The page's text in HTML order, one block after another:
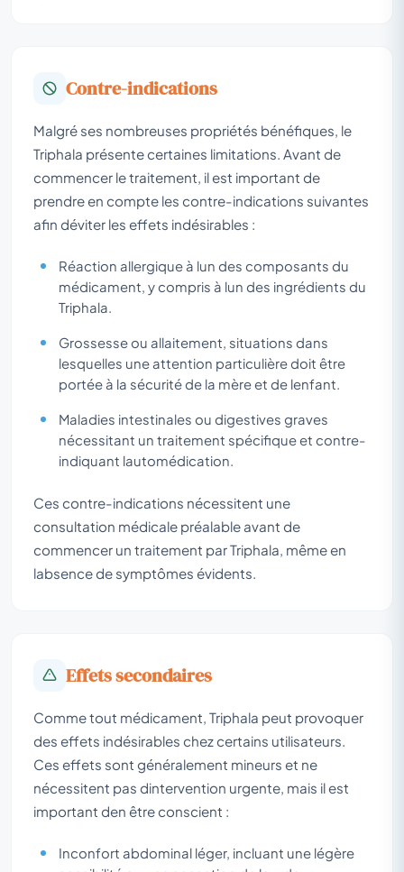
Contre-indications
Malgré ses nombreuses propriétés bénéfiques, le
Triphala présente certaines limitations. Avant de
commencer le traitement, il est important de
prendre en compte les contre-indications suivantes
afin déviter les effets indésirables :
Réaction allergique à lun des composants du
médicament, y compris à lun des ingrédients du
Triphala.
Grossesse ou allaitement, situations dans
lesquelles une attention particulière doit être
portée à la sécurité de la mère et de lenfant.
Maladies intestinales ou digestives graves
nécessitant un traitement spécifique et contre-
indiquant lautomédication.
Ces contre-indications nécessitent une
consultation médicale préalable avant de
commencer un traitement par Triphala, même en
labsence de symptômes évidents.
Effets secondaires
Comme tout médicament, Triphala peut provoquer
des effets indésirables chez certains utilisateurs.
Ces effets sont généralement mineurs et ne
nécessitent pas dintervention urgente, mais il est
important den être conscient :
Inconfort abdominal léger, incluant une légère